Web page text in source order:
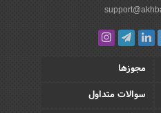
مجوزها
سوالات متداول